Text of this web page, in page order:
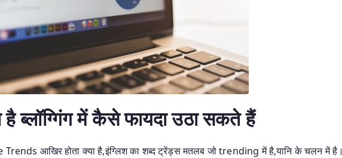
ब्लॉग्गिंग में कैसे फायदा उठा सकते हैं
Trends आखिर होता क्या है,इंग्लिश का शब्द ट्रेंड्स मतलब जो trending में है,यानि के चलन में है।